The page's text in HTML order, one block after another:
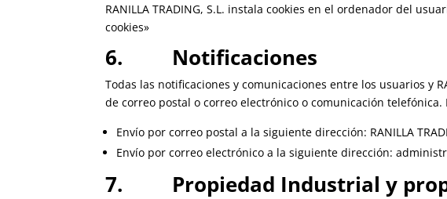
RANILLA TRADING, S.L. instala cookies en el ordenador del
cookies»
6. Notificaciones
Todas las notificaciones y comunicaciones entre los usuarios y
de correo postal o correo electrónico o comunicación telefónica.
Envío por correo postal a la siguiente dirección: RANILLA
Envío por correo electrónico a la siguiente dirección:
7. Propiedad Industrial y